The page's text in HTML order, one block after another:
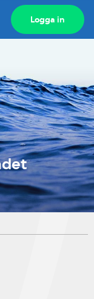
Visa Logga in